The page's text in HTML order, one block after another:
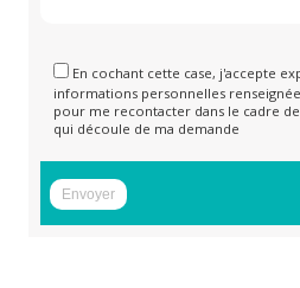
En cochant cette case, j'accepte
informations personnelles
pour me recontacter dans le cadre
qui découle de ma demande